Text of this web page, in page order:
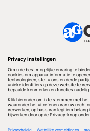
Volg ons
Redactionele partner